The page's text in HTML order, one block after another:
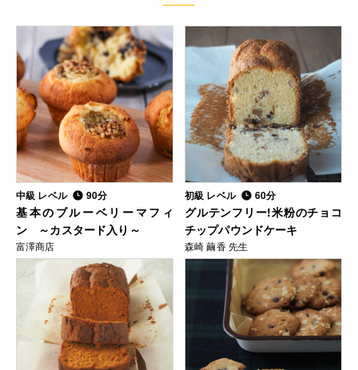
中級 レベル 90分
基本のブルーベリーマフィ
ン ～カスタード入り～
富澤商店
初級 レベル 60分
グルテンフリー!米粉のチョコ
チップパウンドケーキ
森崎 繭香 先生